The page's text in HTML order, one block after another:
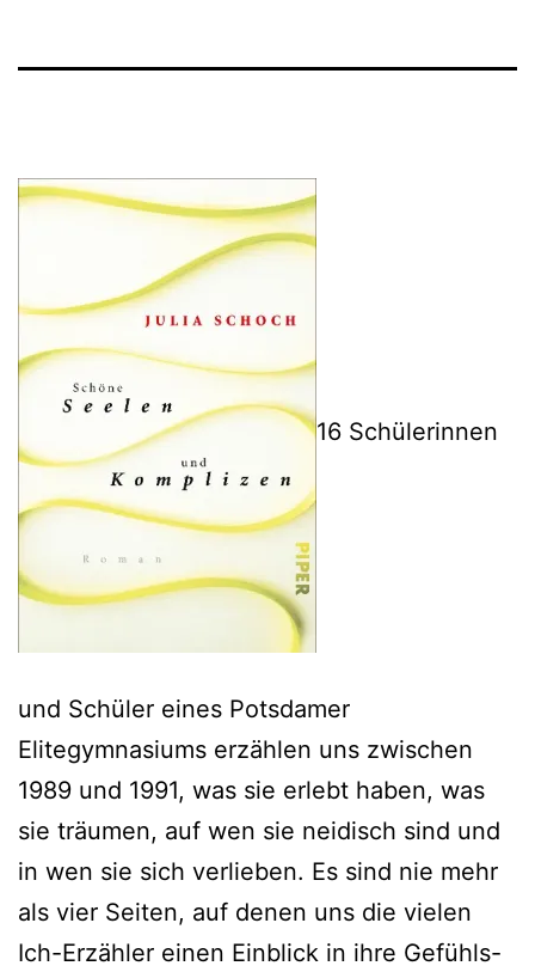
16 Schülerinnen
und Schüler eines Potsdamer
Elitegymnasiums erzählen uns zwischen
1989 und 1991, was sie erlebt haben, was
sie träumen, auf wen sie neidisch sind und
in wen sie sich verlieben. Es sind nie mehr
als vier Seiten, auf denen uns die vielen
Ich-Erzähler einen Einblick in ihre Gefühls-